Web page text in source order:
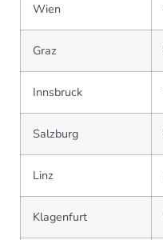
Wien
Graz
Innsbruck
Salzburg
Linz
Klagenfurt